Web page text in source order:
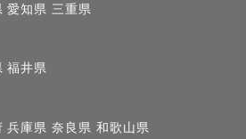
愛知県 三重県
福井県
兵庫県 奈良県 和歌山県